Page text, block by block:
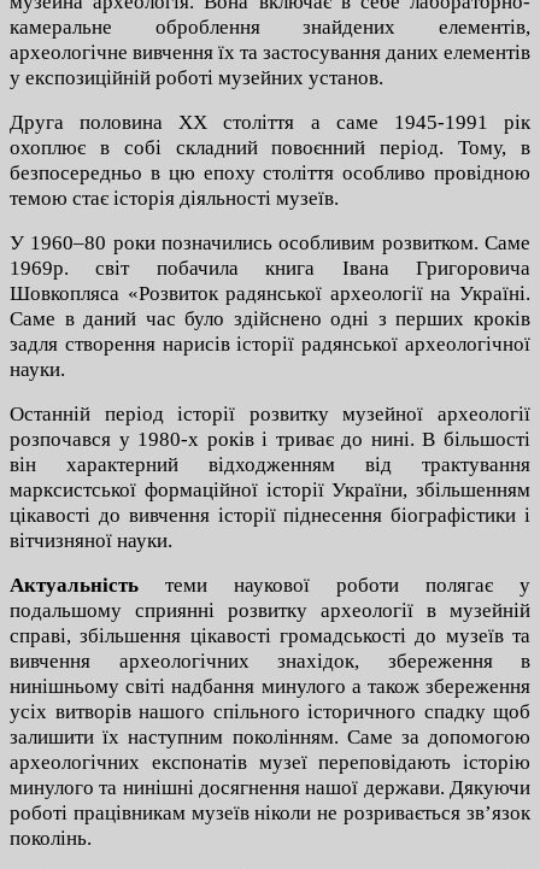
камеральне оброблення знайдених елементів,
археологічне вивчення їх та застосування даних елементів
у експозиційній роботі музейних установ.
Друга половина ХХ століття а саме 1945-1991 рік
охоплює в собі складний повоєнний період. Тому, в
безпосередньо в цю епоху століття особливо провідною
темою стає історія діяльності музеїв.
У 1960–80 роки позначились особливим розвитком. Саме
1969р. світ побачила книга Івана Григоровича
Шовкопляса «Розвиток радянської археології на Україні.
Саме в даний час було здійснено одні з перших кроків
задля створення нарисів історії радянської археологічної
науки.
Останній період історії розвитку музейної археології
розпочався у 1980‑х років і триває до нині. В більшості
він характерний відходженням від трактування
марксистської формаційної історії України, збільшенням
цікавості до вивчення історії піднесення біографістики і
вітчизняної науки.
Актуальність теми наукової роботи полягає у
подальшому сприянні розвитку археології в музейній
справі, збільшення цікавості громадськості до музеїв та
вивчення археологічних знахідок, збереження в
нинішньому світі надбання минулого а також збереження
усіх витворів нашого спільного історичного спадку щоб
залишити їх наступним поколінням. Саме за допомогою
археологічних експонатів музеї переповідають історію
минулого та нинішні досягнення нашої держави. Дякуючи
роботі працівникам музеїв ніколи не розривається зв’язок
поколінь.